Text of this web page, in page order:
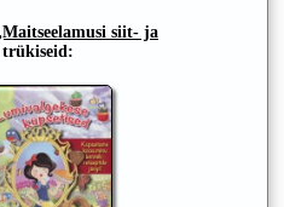
siit- ja
trükiseid: